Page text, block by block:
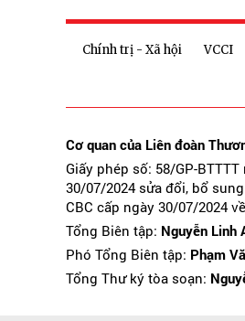
Chính trị - Xã hội VCCI
Cơ quan của Liên đoàn
Giấy phép số: 58/GP-
30/07/2024 sửa đổi, bổ
CBC cấp ngày 30/07/2024
Tổng Biên tập: Nguyễn Linh
Phó Tổng Biên tập: Phạm
Tổng Thư ký tòa soạn: